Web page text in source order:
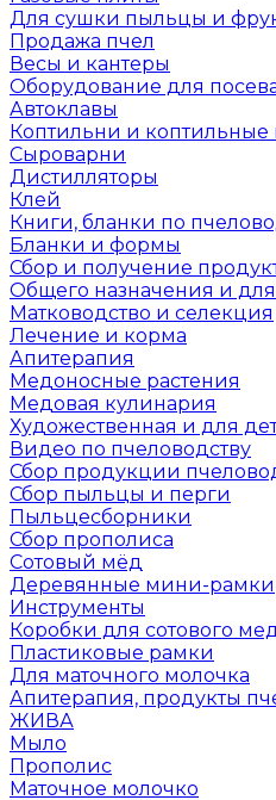
Для сушки пыльцы и
Продажа пчел
Весы и кантеры
Оборудование для
Автоклавы
Коптильни и коптильные
Сыроварни
Дистилляторы
Клей
Книги, бланки по
Бланки и формы
Сбор и получение
Общего назначения и
Матководство и селекция
Лечение и корма
Апитерапия
Медоносные растения
Медовая кулинария
Художественная и для
Видео по пчеловодству
Сбор продукции
Сбор пыльцы и перги
Пыльцесборники
Сбор прополиса
Сотовый мёд
Деревянные мини-рамки
Инструменты
Коробки для сотового
Пластиковые рамки
Для маточного молочка
Апитерапия, продукты
ЖИВА
Мыло
Прополис
Маточное молочко